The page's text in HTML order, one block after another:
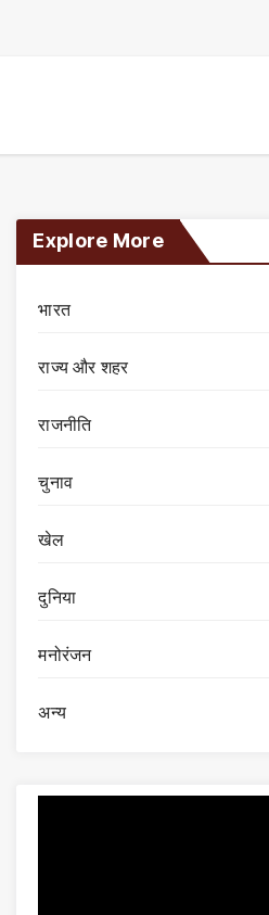
Explore More
भारत
राज्य और शहर
राजनीति
चुनाव
खेल
दुनिया
मनोरंजन
अन्य